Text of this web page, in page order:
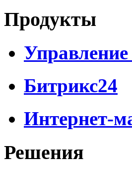
Продукты
Битрикс24
Интернет-
Решения